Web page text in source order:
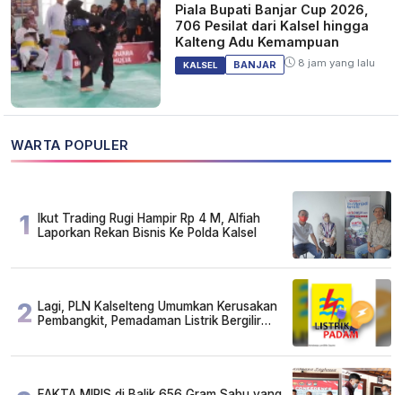
Piala Bupati Banjar Cup 2026,
706 Pesilat dari Kalsel hingga
Kalteng Adu Kemampuan
KALSEL BANJAR 8 jam yang lalu
WARTA POPULER
1
Ikut Trading Rugi Hampir Rp 4 M, Alfiah
Laporkan Rekan Bisnis Ke Polda Kalsel
2 Lagi, PLN Kalselteng Umumkan Kerusakan
Pembangkit, Pemadaman Listrik Bergilir